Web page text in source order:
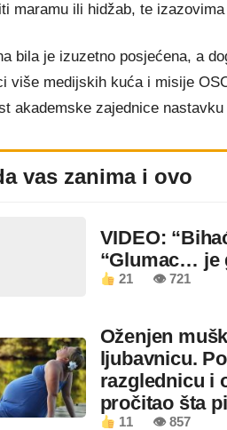
maramu ili hidžab, te
bila je izuzetno posjećena, a
više medijskih kuća i misije
akademske zajednice
vas zanima i ovo
VIDEO:
“Glumac… je
21 👁 721
Oženjen
ljubavnicu.
razglednicu i
pročitao šta
11 👁 857